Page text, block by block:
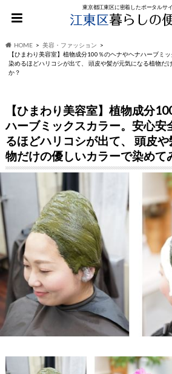
東京都江東区に密着したポータルサ
HOME
美容・ファッション
【ひまわり美容室】植物成分100％のヘナやヘナハーブミ
染めるほどハリコシが出て、 頭皮や髪が元気になる植物だ
か？
【ひまわり美容室】植物成分
ハーブミックスカラー。安心安
るほどハリコシが出て、 頭皮
物だけの優しいカラーで染めて